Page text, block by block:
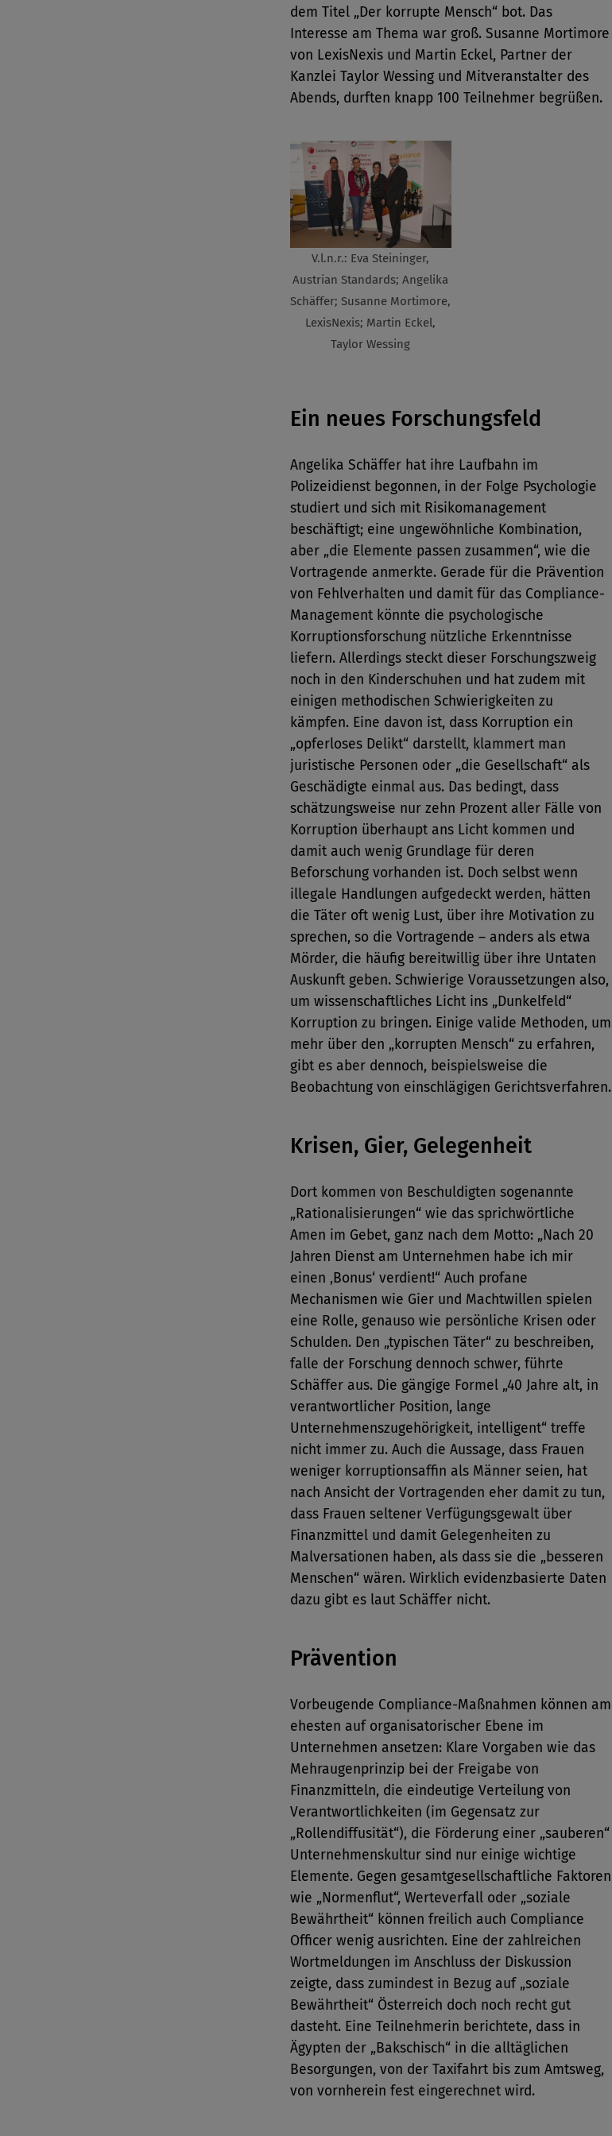
dem Titel „Der korrupte Mensch“ bot. Das
Interesse am Thema war groß. Susanne Mortimore
von LexisNexis und Martin Eckel, Partner der
Kanzlei Taylor Wessing und Mitveranstalter des
Abends, durften knapp 100 Teilnehmer begrüßen.
V.l.n.r.: Eva Steininger,
Austrian Standards; Angelika
Schäffer; Susanne Mortimore,
LexisNexis; Martin Eckel,
Taylor Wessing
Ein neues Forschungsfeld
Angelika Schäffer hat ihre Laufbahn im
Polizeidienst begonnen, in der Folge Psychologie
studiert und sich mit Risikomanagement
beschäftigt; eine ungewöhnliche Kombination,
aber „die Elemente passen zusammen“, wie die
Vortragende anmerkte. Gerade für die Prävention
von Fehlverhalten und damit für das Compliance-
Management könnte die psychologische
Korruptionsforschung nützliche Erkenntnisse
liefern. Allerdings steckt dieser Forschungszweig
noch in den Kinderschuhen und hat zudem mit
einigen methodischen Schwierigkeiten zu
kämpfen. Eine davon ist, dass Korruption ein
„opferloses Delikt“ darstellt, klammert man
juristische Personen oder „die Gesellschaft“ als
Geschädigte einmal aus. Das bedingt, dass
schätzungsweise nur zehn Prozent aller Fälle von
Korruption überhaupt ans Licht kommen und
damit auch wenig Grundlage für deren
Beforschung vorhanden ist. Doch selbst wenn
illegale Handlungen aufgedeckt werden, hätten
die Täter oft wenig Lust, über ihre Motivation zu
sprechen, so die Vortragende – anders als etwa
Mörder, die häufig bereitwillig über ihre Untaten
Auskunft geben. Schwierige Voraussetzungen also,
um wissenschaftliches Licht ins „Dunkelfeld“
Korruption zu bringen. Einige valide Methoden, um
mehr über den „korrupten Mensch“ zu erfahren,
gibt es aber dennoch, beispielsweise die
Beobachtung von einschlägigen Gerichtsverfahren.
Krisen, Gier, Gelegenheit
Dort kommen von Beschuldigten sogenannte
„Rationalisierungen“ wie das sprichwörtliche
Amen im Gebet, ganz nach dem Motto: „Nach 20
Jahren Dienst am Unternehmen habe ich mir
einen ‚Bonus‘ verdient!“ Auch profane
Mechanismen wie Gier und Machtwillen spielen
eine Rolle, genauso wie persönliche Krisen oder
Schulden. Den „typischen Täter“ zu beschreiben,
falle der Forschung dennoch schwer, führte
Schäffer aus. Die gängige Formel „40 Jahre alt, in
verantwortlicher Position, lange
Unternehmenszugehörigkeit, intelligent“ treffe
nicht immer zu. Auch die Aussage, dass Frauen
weniger korruptionsaffin als Männer seien, hat
nach Ansicht der Vortragenden eher damit zu tun,
dass Frauen seltener Verfügungsgewalt über
Finanzmittel und damit Gelegenheiten zu
Malversationen haben, als dass sie die „besseren
Menschen“ wären. Wirklich evidenzbasierte Daten
dazu gibt es laut Schäffer nicht.
Prävention
Vorbeugende Compliance-Maßnahmen können am
ehesten auf organisatorischer Ebene im
Unternehmen ansetzen: Klare Vorgaben wie das
Mehraugenprinzip bei der Freigabe von
Finanzmitteln, die eindeutige Verteilung von
Verantwortlichkeiten (im Gegensatz zur
„Rollendiffusität“), die Förderung einer „sauberen“
Unternehmenskultur sind nur einige wichtige
Elemente. Gegen gesamtgesellschaftliche Faktoren
wie „Normenflut“, Werteverfall oder „soziale
Bewährtheit“ können freilich auch Compliance
Officer wenig ausrichten. Eine der zahlreichen
Wortmeldungen im Anschluss der Diskussion
zeigte, dass zumindest in Bezug auf „soziale
Bewährtheit“ Österreich doch noch recht gut
dasteht. Eine Teilnehmerin berichtete, dass in
Ägypten der „Bakschisch“ in die alltäglichen
Besorgungen, von der Taxifahrt bis zum Amtsweg,
von vornherein fest eingerechnet wird.